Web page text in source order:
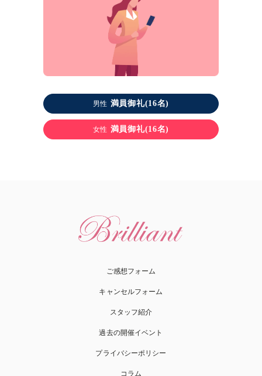
男性 満員御礼(16名)
女性 満員御礼(16名)
ご感想フォーム
キャンセルフォーム
スタッフ紹介
過去の開催イベント
プライバシーポリシー
コラム